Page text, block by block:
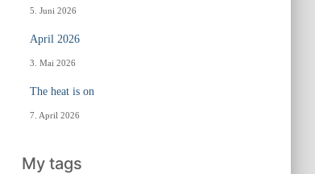
5. Juni 2026
April 2026
3. Mai 2026
The heat is on
7. April 2026
My tags